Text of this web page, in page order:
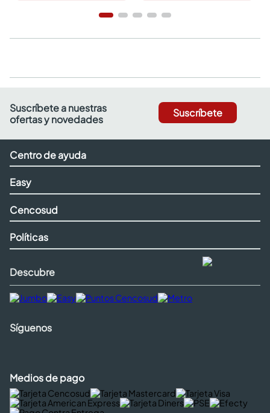
Suscríbete a nuestras
ofertas y novedades
Suscríbete
Centro de ayuda
Easy
Cencosud
Políticas
Descubre
Síguenos
Medios de pago